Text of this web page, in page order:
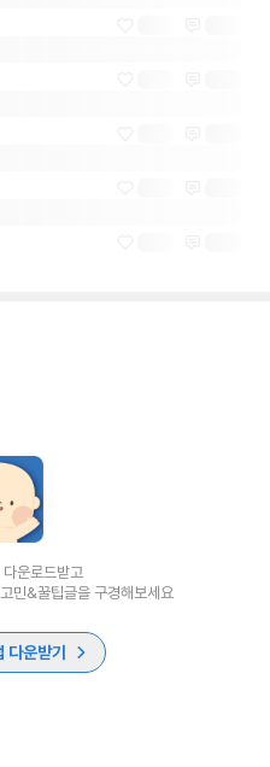
운로드받고
민&꿀팁글을 구경해보세요
다운받기